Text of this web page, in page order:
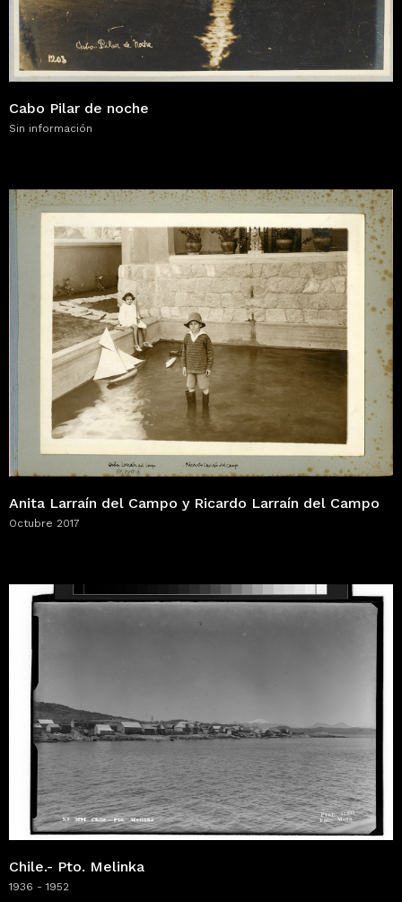
Cabo Pilar de noche
Sin información
Anita Larraín del Campo y Ricardo Larraín del Campo
Octubre 2017
Chile.- Pto. Melinka
1936 - 1952